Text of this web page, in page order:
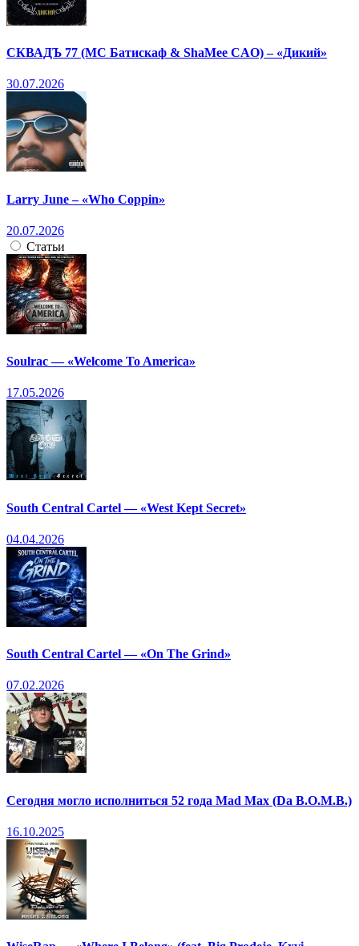
СКВАДЪ 77 (МС Батискаф & ShaMee CAO) – «Дикий»
30.07.2026
Larry June – «Who Coppin»
20.07.2026
Статьи
Soulrac — «Welcome To America»
17.05.2026
South Central Cartel — «West Kept Secret»
04.04.2026
South Central Cartel — «On The Grind»
07.02.2026
Сегодня могло исполниться 52 года Mad Max (Da B.O.M.B.)
16.10.2025